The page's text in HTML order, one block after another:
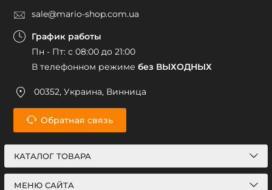
sale@mario-shop.com.ua
График работы
Пн - Пт: с 08:00 до 21:00
В телефонном режиме без ВЫХОДНЫХ
00352, Украина, Винница
Обратная связь
КАТАЛОГ ТОВАРА
МЕНЮ САЙТА